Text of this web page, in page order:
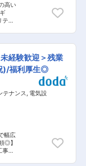
み提
存顧
あり
から
添え
し
。 仕
と
設
と
に
高い
ィ
生産
あ
ま
り、
リー
。
速す
開
clean.html
ス
きま
得構
と
置
・取
経験歓迎＞残業
)/福利厚生◎
テナンス, 電気設
幅広
◎】
の